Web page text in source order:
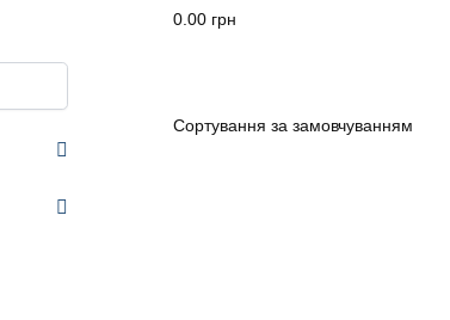
0.00 грн